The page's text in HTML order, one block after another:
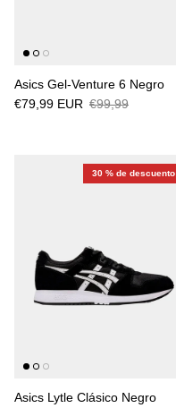
Asics Gel-Venture 6 Negro
€79,99 EUR €99,99
30 % de descuento
Asics Lytle Clásico Negro